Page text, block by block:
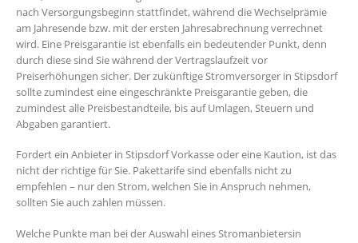
nach Versorgungsbeginn stattfindet, während die Wechselprämie
am Jahresende bzw. mit der ersten Jahresabrechnung verrechnet
wird. Eine Preisgarantie ist ebenfalls ein bedeutender Punkt, denn
durch diese sind Sie während der Vertragslaufzeit vor
Preiserhöhungen sicher. Der zukünftige Stromversorger in Stipsdorf
sollte zumindest eine eingeschränkte Preisgarantie geben, die
zumindest alle Preisbestandteile, bis auf Umlagen, Steuern und
Abgaben garantiert.
Fordert ein Anbieter in Stipsdorf Vorkasse oder eine Kaution, ist das
nicht der richtige für Sie. Pakettarife sind ebenfalls nicht zu
empfehlen – nur den Strom, welchen Sie in Anspruch nehmen,
sollten Sie auch zahlen müssen.
Welche Punkte man bei der Auswahl eines Stromanbietersin